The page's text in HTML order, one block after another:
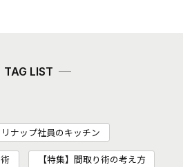
TAG LIST
リナップ社員のキッチン
【特集】間取り術の考え方